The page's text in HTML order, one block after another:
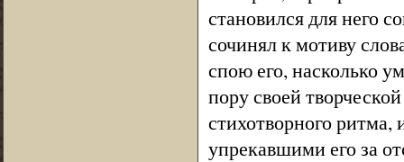
становился для него
сочинял к мотиву
спою его, насколько
пору своей
стихотворного ритма,
упрекавшими его за